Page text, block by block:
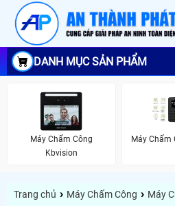
DANH MỤC SẢN PHẨM
Máy Chấm Công
Kbvision
Máy Chấm
Trang chủ › Máy Chấm Công › Máy